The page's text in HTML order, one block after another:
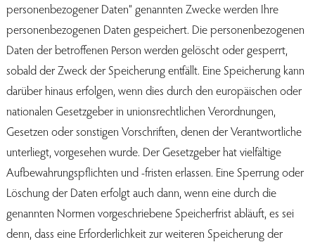
personenbezogener Daten“ genannten Zwecke werden Ihre
personenbezogenen Daten gespeichert. Die personenbezogenen
Daten der betroffenen Person werden gelöscht oder gesperrt,
sobald der Zweck der Speicherung entfällt. Eine Speicherung kann
darüber hinaus erfolgen, wenn dies durch den europäischen oder
nationalen Gesetzgeber in unionsrechtlichen Verordnungen,
Gesetzen oder sonstigen Vorschriften, denen der Verantwortliche
unterliegt, vorgesehen wurde. Der Gesetzgeber hat vielfältige
Aufbewahrungspflichten und -fristen erlassen. Eine Sperrung oder
Löschung der Daten erfolgt auch dann, wenn eine durch die
genannten Normen vorgeschriebene Speicherfrist abläuft, es sei
denn, dass eine Erforderlichkeit zur weiteren Speicherung der